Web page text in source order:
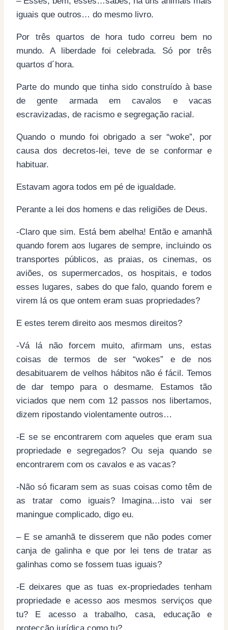
iguais que outros… do mesmo livro.
Por três quartos de hora tudo correu bem no
mundo. A liberdade foi celebrada. Só por três
quartos d´hora.
Parte do mundo que tinha sido construído à base
de gente armada em cavalos e vacas
escravizadas, de racismo e segregação racial.
Quando o mundo foi obrigado a ser “woke”, por
causa dos decretos-lei, teve de se conformar e
habituar.
Estavam agora todos em pé de igualdade.
Perante a lei dos homens e das religiões de Deus.
-Claro que sim. Está bem abelha! Então e amanhã
quando forem aos lugares de sempre, incluindo os
transportes públicos, as praias, os cinemas, os
aviões, os supermercados, os hospitais, e todos
esses lugares, sabes do que falo, quando forem e
virem lá os que ontem eram suas propriedades?
E estes terem direito aos mesmos direitos?
-Vá lá não forcem muito, afirmam uns, estas
coisas de termos de ser “wokes” e de nos
desabituarem de velhos hábitos não é fácil. Temos
de dar tempo para o desmame. Estamos tão
viciados que nem com 12 passos nos libertamos,
dizem ripostando violentamente outros…
-E se se encontrarem com aqueles que eram sua
propriedade e segregados? Ou seja quando se
encontrarem com os cavalos e as vacas?
-Não só ficaram sem as suas coisas como têm de
as tratar como iguais? Imagina…isto vai ser
maningue complicado, digo eu.
– E se amanhã te disserem que não podes comer
canja de galinha e que por lei tens de tratar as
galinhas como se fossem tuas iguais?
-E deixares que as tuas ex-propriedades tenham
propriedade e acesso aos mesmos serviços que
tu? E acesso a trabalho, casa, educação e